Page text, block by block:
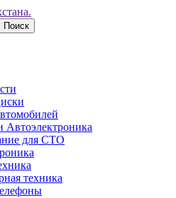
Поиск
Автоэлектроника
для СТО
техника